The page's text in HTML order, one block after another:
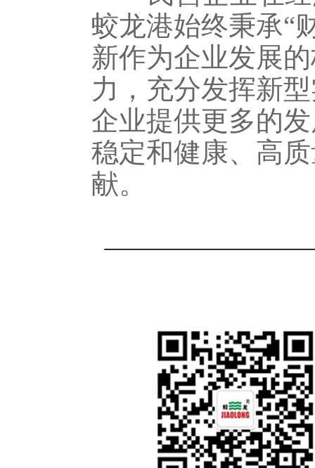
蛟龙港始终秉承“
新作为企业发展
力，充分发挥新
企业提供更多的
稳定和健康、高
献。